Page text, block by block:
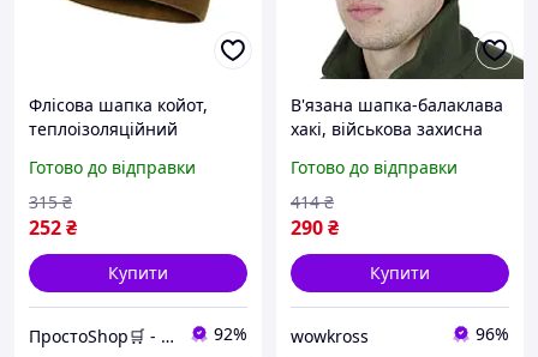
Флісова шапка койот,
теплоізоляційний
військового
використання
Готово до відправки
252₴
315 ₴
Купити
ПростоShop🛒 - онлайн магазин простих товарів💡 92%
В'язана шапка-балаклава
хакі, військова захисна
Готово до відправки
290₴
414 ₴
Купити
wowkross 96%